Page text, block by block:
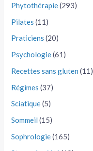
Phytothérapie(293)
Pilates (11)
Praticiens (20)
Psychologie(61)
Recettes sans gluten (11)
Régimes (37)
Sciatique(5)
Sommeil (15)
Sophrologie(165)